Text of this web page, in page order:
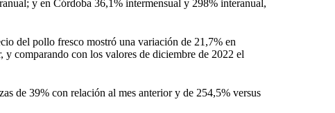
y en Córdoba 36,1% intermensual y 298% interanual,
del pollo fresco mostró una variación de 21,7% en
y comparando con los valores de diciembre de 2022 el
de 39% con relación al mes anterior y de 254,5% versus